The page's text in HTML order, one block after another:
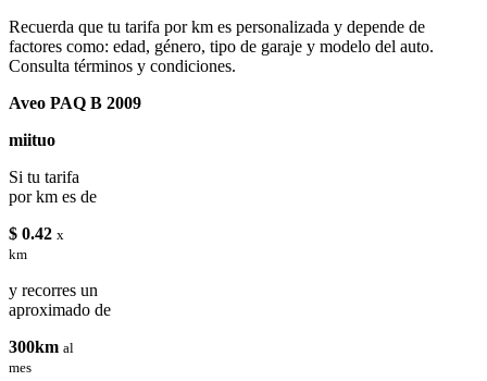
Recuerda que tu tarifa por km es personalizada y depende de
factores como: edad, género, tipo de garaje y modelo del auto.
Consulta términos y condiciones.
Aveo PAQ B 2009
miituo
Si tu tarifa
por km es de
$ 0.42 x
km
y recorres un
aproximado de
300km al
mes